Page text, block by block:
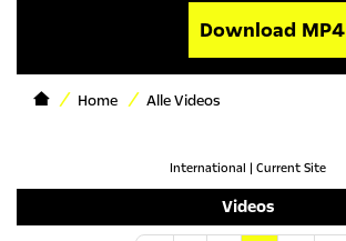
Download MP4
Home Alle Videos
International | Current Site
Videos